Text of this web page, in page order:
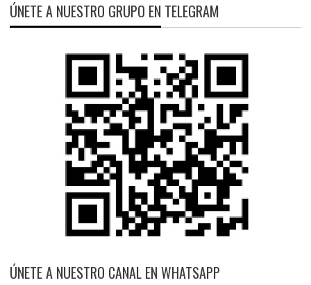
ÚNETE A NUESTRO GRUPO EN TELEGRAM
ÚNETE A NUESTRO CANAL EN WHATSAPP